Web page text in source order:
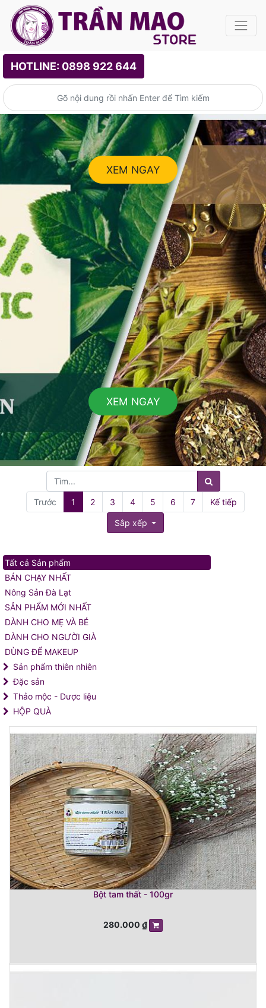
HOTLINE: 0898 922 644
XEM NGAY
XEM NGAY
Trước 1 2 3 4 5 6 7 Kế tiếp
Sắp xếp
Tất cả Sản phẩm
BÁN CHẠY NHẤT
Nông Sản Đà Lạt
SẢN PHẨM MỚI NHẤT
DÀNH CHO MẸ VÀ BÉ
DÀNH CHO NGƯỜI GIÀ
DÙNG ĐỂ MAKEUP
Sản phẩm thiên nhiên
Đặc sản
Thảo mộc - Dược liệu
HỘP QUÀ
Bột tam thất - 100gr
280.000 ₫